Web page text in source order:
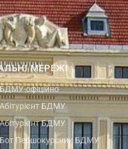
МЕРЕЖІ
БДМУ-офіційно
Абітурієнт БДМУ
Абітурієнт БДМУ
Бот Першокурсник БДМУ